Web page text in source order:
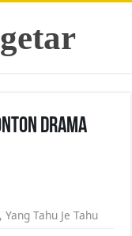
Drama
,Yang Tahu Je Tahu